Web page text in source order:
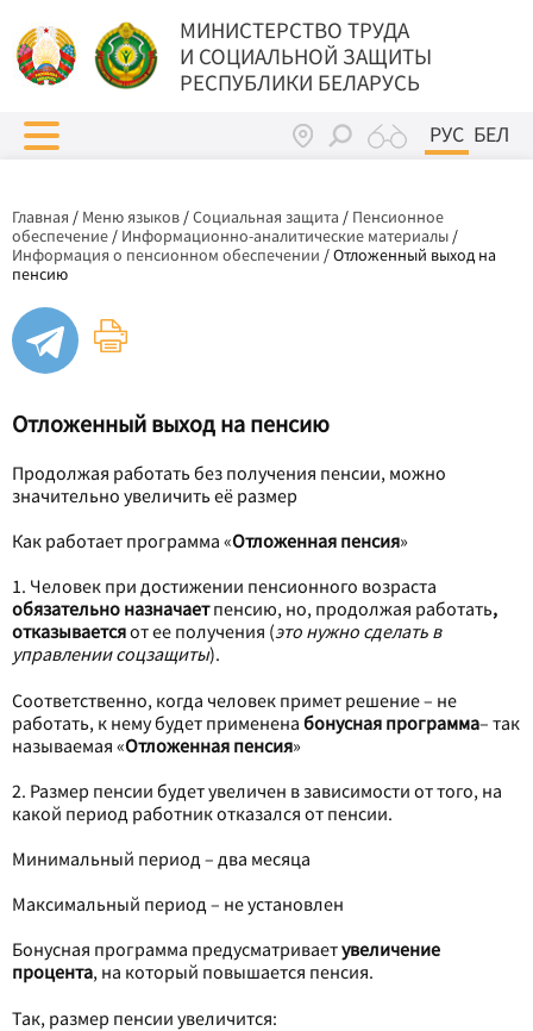
МИНИСТЕРСТВО ТРУДА
И СОЦИАЛЬНОЙ ЗАЩИТЫ
РЕСПУБЛИКИ БЕЛАРУСЬ
РУС БЕЛ
Главная / Меню языков /Социальная защита / Пенсионное
обеспечение / Информационно-аналитические материалы /
Информация о пенсионном обеспечении /Отложенный выход на
пенсию
Отложенный выход на пенсию
Продолжая работать без получения пенсии, можно
значительно увеличить её размер
Как работает программа «Отложенная пенсия»
1. Человек при достижении пенсионного возраста
обязательно назначаетпенсию, но, продолжая работать,
отказываетсяот ее получения (это нужно сделать в
управлении соцзащиты).
Соответственно, когда человек примет решение – не
работать, к нему будет применена бонусная программа– так
называемая «Отложенная пенсия»
2. Размер пенсии будет увеличен в зависимости от того, на
какой период работник отказался от пенсии.
Минимальный период – два месяца
Максимальный период – не установлен
Бонусная программа предусматриваетувеличение
процента, на который повышается пенсия.
Так, размер пенсии увеличится: